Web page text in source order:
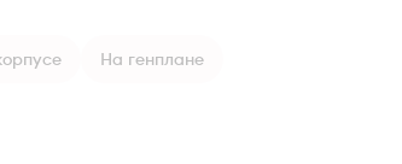
На генплане